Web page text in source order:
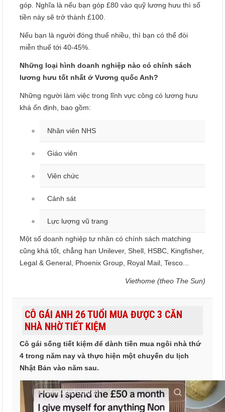
góp. Nghĩa là nếu bạn góp £80 vào quỹ lương hưu thì số
tiền này sẽ trở thành £100.
Nếu bạn là người đóng thuế nhiều, thì bạn có thể đòi
miễn thuế tới 40-45%.
Những loại hình doanh nghiệp nào có chính sách
lương hưu tốt nhất ở Vương quốc Anh?
Những người làm việc trong lĩnh vực công có lương hưu
khá ổn định, bao gồm:
Nhân viên NHS
Giáo viên
Viên chức
Cảnh sát
Lực lượng vũ trang
Một số doanh nghiệp tư nhân có chính sách matching
cũng khá tốt, chẳng hạn Unilever, Shell, HSBC, Kingfisher,
Legal & General, Phoenix Group, Royal Mail, Tesco...
Viethome (theo The Sun)
CÔ GÁI ANH 26 TUỔI MUA ĐƯỢC 3 CĂN
NHÀ NHỜ TIẾT KIỆM
Cô gái sống tiết kiệm để dành tiền mua ngôi nhà thứ
4 trong năm nay và thực hiện một chuyến du lịch
Nhật Bản vào năm sau.